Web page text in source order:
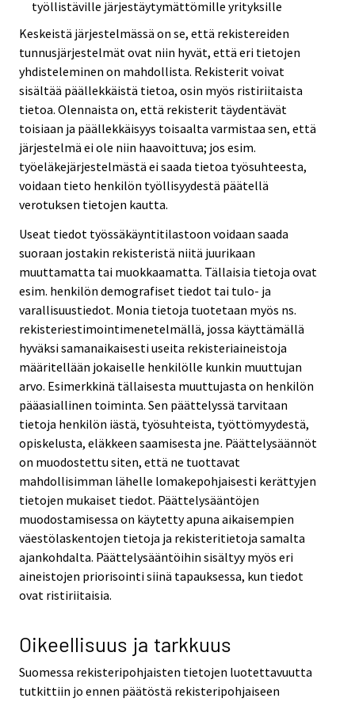
työllistäville järjestäytymättömille yrityksille
Keskeistä järjestelmässä on se, että rekistereiden
tunnusjärjestelmät ovat niin hyvät, että eri tietojen
yhdisteleminen on mahdollista. Rekisterit voivat
sisältää päällekkäistä tietoa, osin myös ristiriitaista
tietoa. Olennaista on, että rekisterit täydentävät
toisiaan ja päällekkäisyys toisaalta varmistaa sen, että
järjestelmä ei ole niin haavoittuva; jos esim.
työeläkejärjestelmästä ei saada tietoa työsuhteesta,
voidaan tieto henkilön työllisyydestä päätellä
verotuksen tietojen kautta.
Useat tiedot työssäkäyntitilastoon voidaan saada
suoraan jostakin rekisteristä niitä juurikaan
muuttamatta tai muokkaamatta. Tällaisia tietoja ovat
esim. henkilön demografiset tiedot tai tulo- ja
varallisuustiedot. Monia tietoja tuotetaan myös ns.
rekisteriestimointimenetelmällä, jossa käyttämällä
hyväksi samanaikaisesti useita rekisteriaineistoja
määritellään jokaiselle henkilölle kunkin muuttujan
arvo. Esimerkkinä tällaisesta muuttujasta on henkilön
pääasiallinen toiminta. Sen päättelyssä tarvitaan
tietoja henkilön iästä, työsuhteista, työttömyydestä,
opiskelusta, eläkkeen saamisesta jne. Päättelysäännöt
on muodostettu siten, että ne tuottavat
mahdollisimman lähelle lomakepohjaisesti kerättyjen
tietojen mukaiset tiedot. Päättelysääntöjen
muodostamisessa on käytetty apuna aikaisempien
väestölaskentojen tietoja ja rekisteritietoja samalta
ajankohdalta. Päättelysääntöihin sisältyy myös eri
aineistojen priorisointi siinä tapauksessa, kun tiedot
ovat ristiriitaisia.
Oikeellisuus ja tarkkuus
Suomessa rekisteripohjaisten tietojen luotettavuutta
tutkittiin jo ennen päätöstä rekisteripohjaiseen